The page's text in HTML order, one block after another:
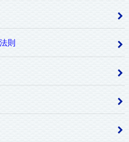
則